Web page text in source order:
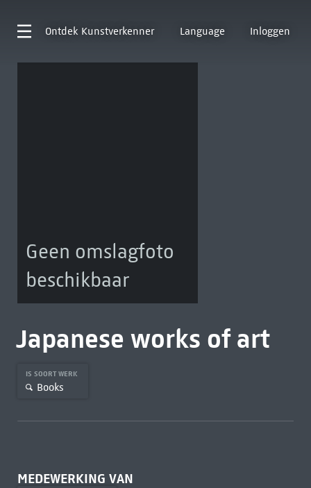
Ontdek Kunstverkenner Language Inloggen
Geen omslagfoto
beschikbaar
Japanese works of art
IS SOORT WERK
Books
MEDEWERKING VAN